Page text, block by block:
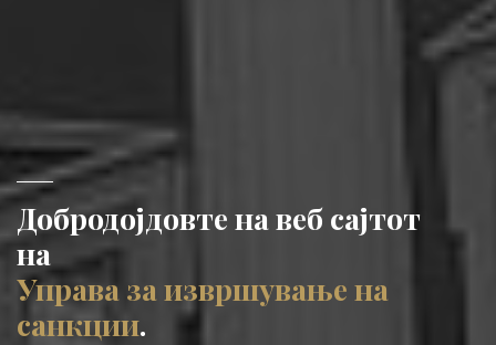
Добродојдовте на веб сајтот
на
Управа за извршување на
санкции.